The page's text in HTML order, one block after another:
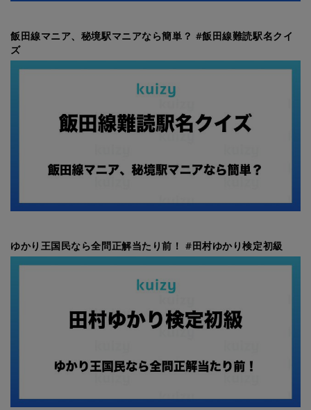
飯田線マニア、秘境駅マニアなら簡単？ #飯田線難読駅名クイ
ズ
ゆかり王国民なら全問正解当たり前！ #田村ゆかり検定初級